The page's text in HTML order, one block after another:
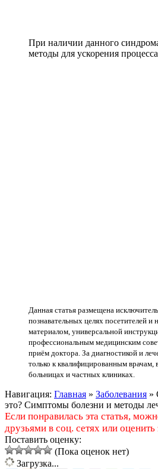
При наличии данного
методы для ускорения
Данная статья размещена
познавательных целях посетителей и
материалом, универсальной
профессиональным медицинским
приём доктора. За диагностикой и
только к квалифицированным врачам,
больницах и частных клиниках.
Навигация: Главная » Заболевания »
это? Симптомы болезни и методы
Если понравилась эта статья,
друзьями в соц. сетях или оценить
Поставить оценку:
(Пока оценок нет)
Загрузка...